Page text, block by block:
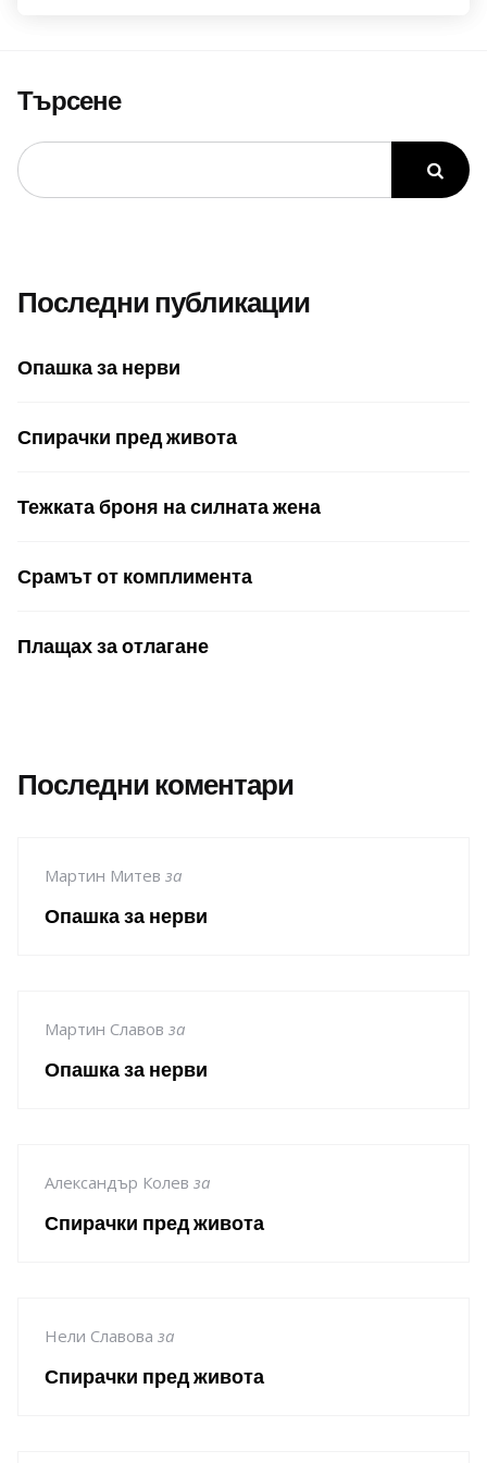
Търсене
Последни публикации
Опашка за нерви
Спирачки пред живота
Тежката броня на силната жена
Срамът от комплимента
Плащах за отлагане
Последни коментари
Мартин Митев за
Опашка за нерви
Мартин Славов за
Опашка за нерви
Александър Колев за
Спирачки пред живота
Нели Славова за
Спирачки пред живота